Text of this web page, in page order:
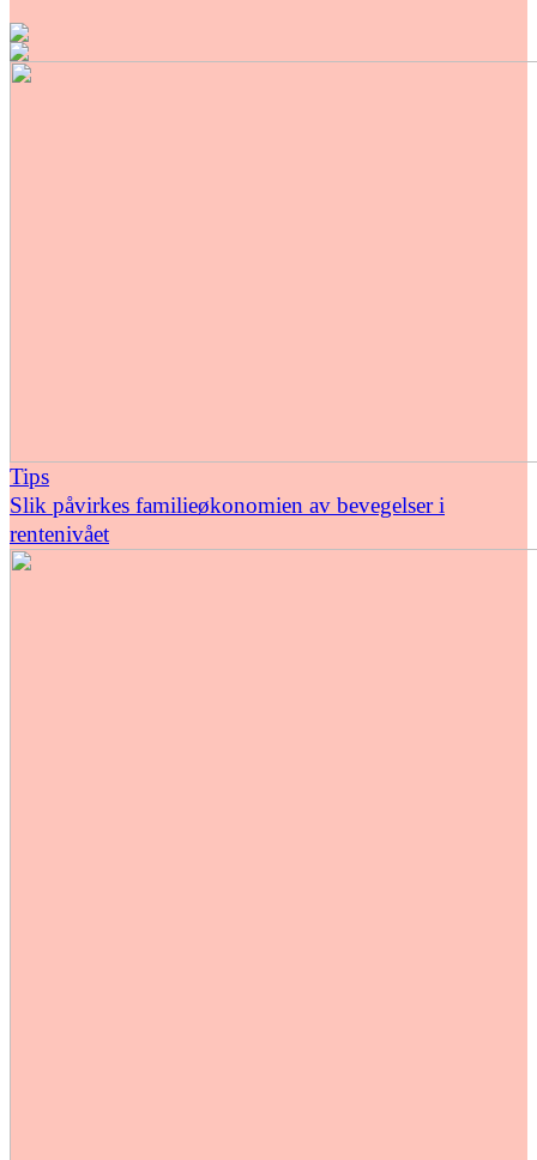
Tips
Slik påvirkes familieøkonomien av bevegelser i
rentenivået